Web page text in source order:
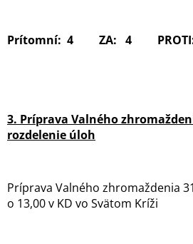
Prítomní: 4 ZA: 4 PROTI:
3. Príprava Valného
rozdelenie úloh
Príprava Valného zhromaždenia
o 13,00 v KD vo Svätom Kríži